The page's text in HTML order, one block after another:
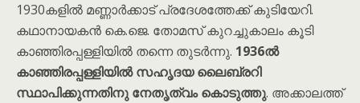
1930കളിൽ മണ്ണാർക്കാട് പ്രദേശത്തേക്ക് കുടിയേറി.
കഥാനായകൻ കെ.ജെ. തോമസ് കുറച്ചുകാലം കൂടി
കാഞ്ഞിരപ്പള്ളിയിൽ തന്നെ തുടർന്നു. 1936ൽ
കാഞ്ഞിരപ്പള്ളിയിൽ സഹൃദയ ലൈബ്രറി
സ്ഥാപിക്കുന്നതിനു നേതൃത്വം കൊടുത്തു. അക്കാലത്ത്